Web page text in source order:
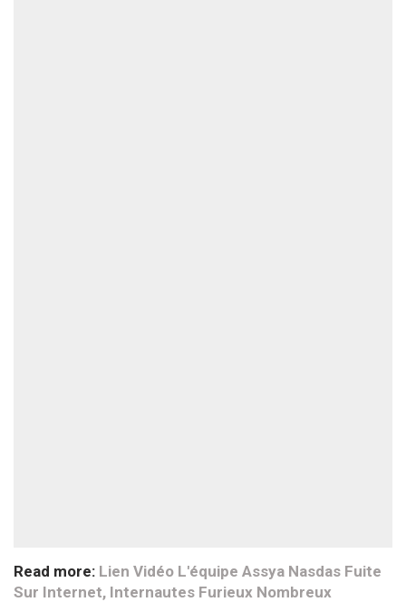
Read more: Lien Vidéo L'équipe Assya Nasdas Fuite
Sur Internet, Internautes Furieux Nombreux